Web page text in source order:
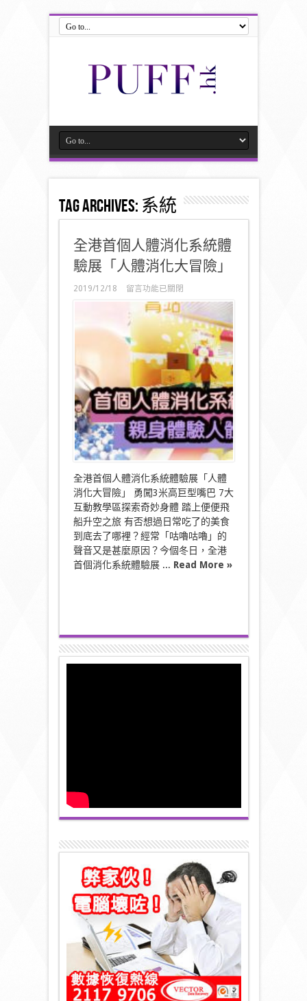
Tag Archives: 系統
全港首個人體消化系統體
驗展「人體消化大冒險」
2019/12/18
在
港
首
個
人
體
系
統
體
驗
展
「人
體
消
冒
險」〉
中
留言功能已關閉
全港首個人體消化系統體驗展「人體
消化大冒險」 勇闖3米高巨型嘴巴 7大
互動教學區探索奇妙身體 踏上便便飛
船升空之旅 有否想過日常吃了的美食
到底去了哪裡？經常「咕嚕咕嚕」的
聲音又是甚麼原因？今個冬日，全港
首個消化系統體驗展 ... Read More »